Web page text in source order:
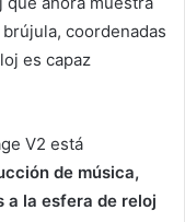
coordenadas
es capaz
V2 está
de música,
a la esfera de reloj